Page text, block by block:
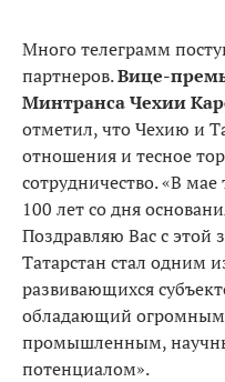
Много телеграмм
партнеров.Вице-
Минтранса Чехии
отметил, что Чехию и
отношения и тесное
сотрудничество. «В
100 лет со дня
Поздравляю Вас с этой
Татарстан стал одним
развивающихся
обладающий
промышленным,
потенциалом».